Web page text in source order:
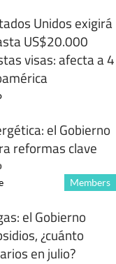
Unidos exigirá
US$20.000
visas: afecta a 4
el Gobierno
reformas clave
Members
el Gobierno
¿cuánto
en julio?